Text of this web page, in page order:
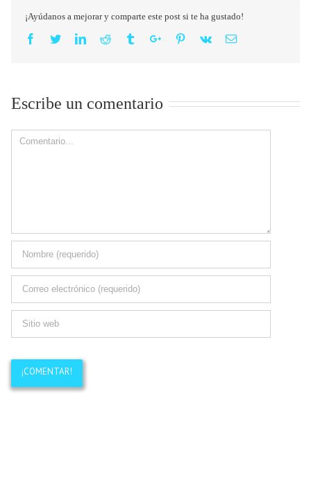
¡Ayúdanos a mejorar y comparte este post si te ha gustado!
Facebook
TwitterLinkedinReddit TumblrGoogle+Pinterest
Vk Email
Escribe un comentario
Comment